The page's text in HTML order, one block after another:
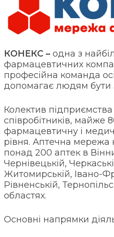
КОНЕКС – одна з
фармацевтичних
професійна команда
допомагає людям бути
Колектив
співробітників, майже
фармацевтичну і
рівня. Аптечна мережа
понад 200 аптек в
Чернівецькій,
Житомирській, Івано-
Рівненській,
областях.
Основні напрямки